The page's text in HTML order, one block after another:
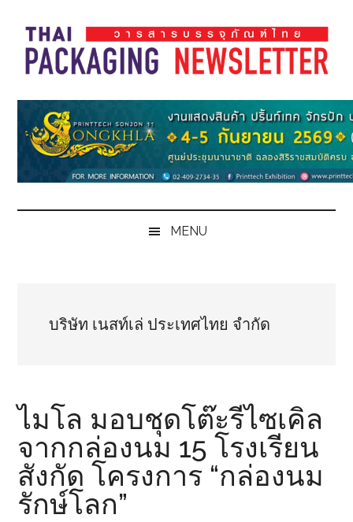
main
content
secondary
menu
primary
sidebar
footer
Thai
Pack
Magazine
Pack
Magazine
MENU
บริษัท เนสท์เล่ ประเทศไทย จำกัด
ไมโล มอบชุดโต๊ะรีไซเคิล
จากกล่องนม 15 โรงเรียน
สังกัด โครงการ “กล่องนม
รักษ์โลก”